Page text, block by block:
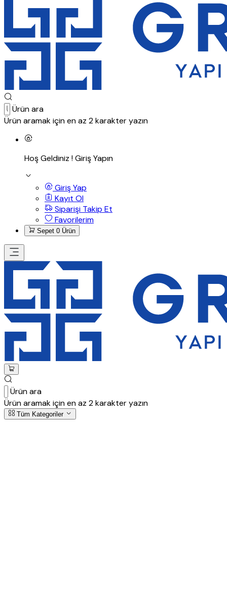
Ürün ara
Ürün aramak için en az 2 karakter yazın
Hoş Geldiniz !Giriş Yapın
Giriş Yap
Kayıt Ol
Siparişi Takip Et
Favorilerim
Sepet 0 Ürün
Ürün ara
Ürün aramak için en az 2 karakter yazın
Tüm Kategoriler